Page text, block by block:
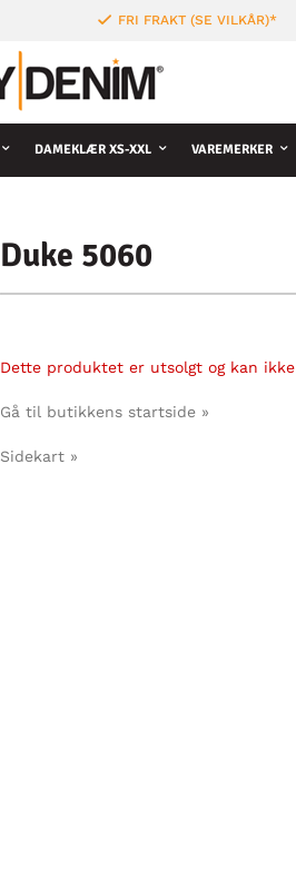
FRI FRAKT (SE VILKÅR)*
DAMEKLÆR XS-XXL VAREMERKER
Duke 5060
Dette produktet er utsolgt og kan
Gå til butikkens startside »
Sidekart »